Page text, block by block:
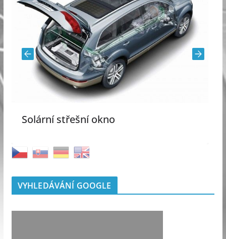
Solární střešní okno
VYHLEDÁVÁNÍ GOOGLE